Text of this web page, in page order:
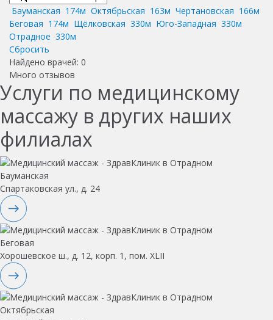
Бауманская 174м Октябрьская 163м Чертановская 166м
Беговая 174м Щёлковская 330м Юго-Западная 330м
Отрадное 330м
Сбросить
Найдено врачей: 0
Много отзывов
Услуги по медицинскому
массажу в других наших
филиалах
Бауманская
Спартаковская ул., д. 24
Беговая
Хорошевское ш., д. 12, корп. 1, пом. XLII
Октябрьская